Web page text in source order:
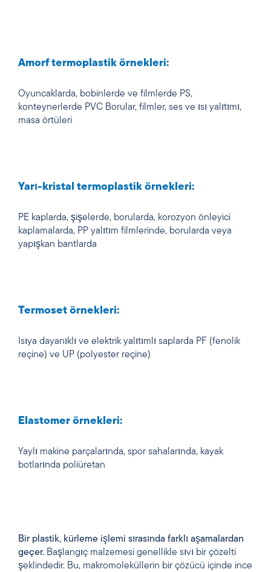
Amorf termoplastik örnekleri:
Oyuncaklarda, bobinlerde ve filmlerde PS,
konteynerlerde PVC Borular, filmler, ses ve ısı yalıtımı,
masa örtüleri
Yarı-kristal termoplastik örnekleri:
PE kaplarda, şişelerde, borularda, korozyon önleyici
kaplamalarda, PP yalıtım filmlerinde, borularda veya
yapışkan bantlarda
Termoset örnekleri:
Isıya dayanıklı ve elektrik yalıtımlı saplarda PF (fenolik
reçine) ve UP (polyester reçine)
Elastomer örnekleri:
Yaylı makine parçalarında, spor sahalarında, kayak
botlarında poliüretan
Bir plastik, kürleme işlemi sırasında farklı aşamalardan
geçer.
şeklindedir. Bu, makromoleküllerin bir çözücü içinde ince